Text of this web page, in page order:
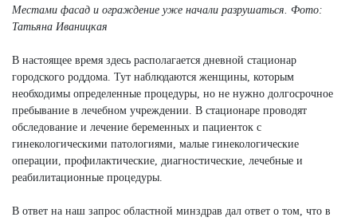
Местами фасад и ограждение уже начали разрушаться. Фото:
Татьяна Иваницкая
В настоящее время здесь располагается дневной стационар
городского роддома. Тут наблюдаются женщины, которым
необходимы определенные процедуры, но не нужно долгосрочное
пребывание в лечебном учреждении. В стационаре проводят
обследование и лечение беременных и пациенток с
гинекологическими патологиями, малые гинекологические
операции, профилактические, диагностические, лечебные и
реабилитационные процедуры.
В ответ на наш запрос областной минздрав дал ответ о том, что в